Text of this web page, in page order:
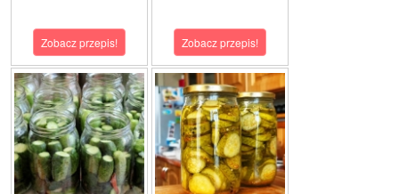
Zobacz przepis! Zobacz przepis!